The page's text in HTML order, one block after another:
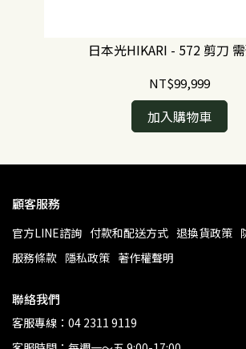
日本光HIKARI - 572 剪刀
NT$99,999
加入購物車
顧客服務
官方LINE諮詢 付款和配送方式 退換貨政策
服務條款 隱私政策 著作權聲明
聯絡我們
客服專線：04 2311 9119